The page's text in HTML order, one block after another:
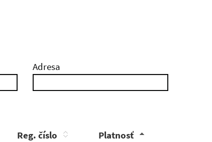
Adresa
Reg. číslo
Platnosť